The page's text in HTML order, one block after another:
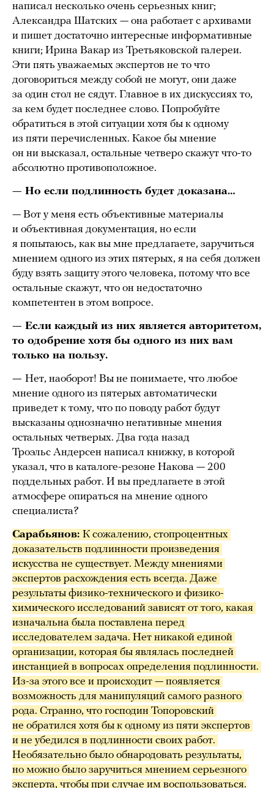
написал несколько очень серьезных книг;
Александра Шатских — она работает с архивами
и пишет достаточно интересные информативные
книги; Ирина Вакар из Третьяковской галереи.
Эти пять уважаемых экспертов не то что
договориться между собой не могут, они даже
за один стол не сядут. Главное в их дискуссиях то,
за кем будет последнее слово. Попробуйте
обратиться в этой ситуации хотя бы к одному
из пяти перечисленных. Какое бы мнение
он ни высказал, остальные четверо скажут что-то
абсолютно противоположное.
— Но если подлинность будет доказана…
— Вот у меня есть объективные материалы
и объективная документация, но если
я попытаюсь, как вы мне предлагаете, заручиться
мнением одного из этих пятерых, я на себя должен
буду взять защиту этого человека, потому что все
остальные скажут, что он недостаточно
компетентен в этом вопросе.
— Если каждый из них является авторитетом,
то одобрение хотя бы одного из них вам
только на пользу.
— Нет, наоборот! Вы не понимаете, что любое
мнение одного из пятерых автоматически
приведет к тому, что по поводу работ будут
высказаны однозначно негативные мнения
остальных четверых. Два года назад
Троэльс Андерсен написал книжку, в которой
указал, что в каталоге-резоне Накова — 200
поддельных работ. И вы предлагаете в этой
атмосфере опираться на мнение одного
специалиста?
Сарабьянов: К сожалению, стопроцентных
доказательств подлинности произведения
искусства не существует. Между мнениями
экспертов расхождения есть всегда. Даже
результаты физико-технического и физико-
химического исследований зависят от того, какая
изначальна была поставлена перед
исследователем задача. Нет никакой единой
организации, которая бы являлась последней
инстанцией в вопросах определения подлинности.
Из-за этого все и происходит — появляется
возможность для манипуляций самого разного
рода. Странно, что господин Топоровский
не обратился хотя бы к одному из пяти экспертов
и не убедился в подлинности своих работ.
Необязательно было обнародовать результаты,
но можно было заручиться мнением серьезного
эксперта, чтобы при случае им воспользоваться.